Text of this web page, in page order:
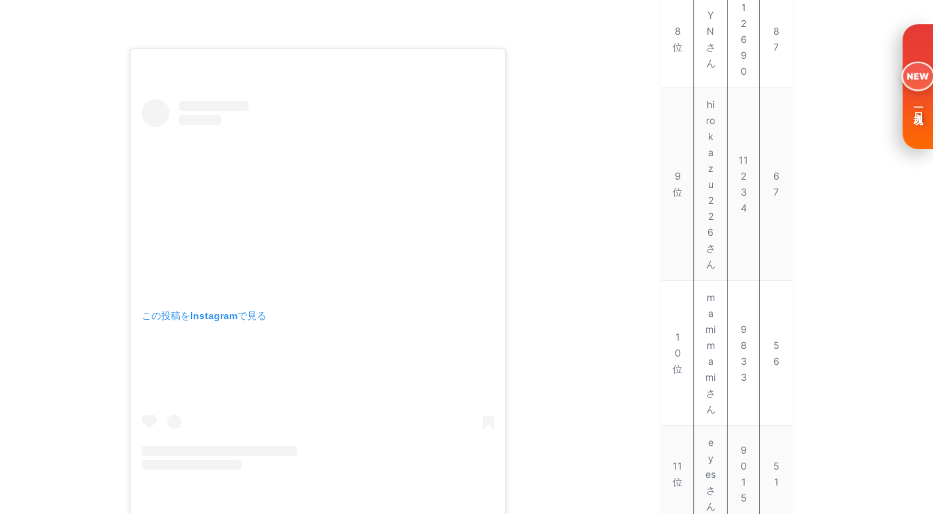
この投稿をInstagramで見る
8
位
Y
N
さ
ん
1
2
6
9
0
8
7
9
位
hi
ro
k
a
z
u
2
2
6
さ
ん
11
2
3
4
6
7
1
0
位
m
a
mi
m
a
mi
さ
ん
9
8
3
3
5
6
11
位
e
y
es
さ
ん
9
0
1
5
5
1
NEW
一日入魂